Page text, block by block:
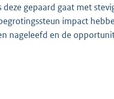
gepaard gaat met
impact
nageleefd en de